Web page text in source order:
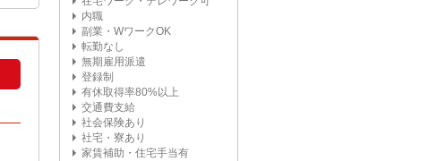
内職
副業・WワークOK
転勤なし
無期雇用派遣
登録制
有休取得率80%以上
交通費支給
社会保険あり
社宅・寮あり
家賃補助・住宅手当有